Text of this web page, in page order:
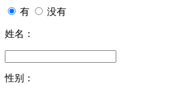
有 没有
姓名：
性别：